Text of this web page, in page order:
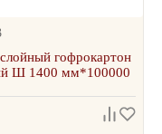
гофрокартон
Ш 1400 мм*100000